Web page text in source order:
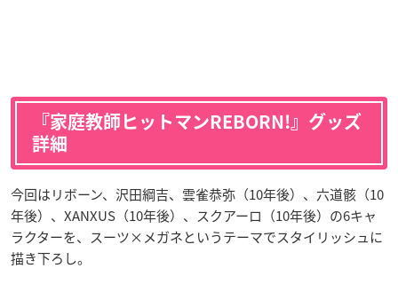
『家庭教師ヒットマンREBORN!』グッズ
詳細
今回はリボーン、沢田綱吉、雲雀恭弥（10年後）、六道骸（10
年後）、XANXUS（10年後）、スクアーロ（10年後）の6キャ
ラクターを、スーツ×メガネというテーマでスタイリッシュに
描き下ろし。